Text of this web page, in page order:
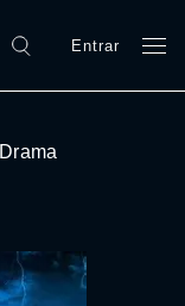
Entrar
Drama